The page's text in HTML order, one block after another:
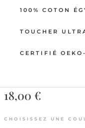
100% COTON
TOUCHER
CERTIFIÉ
18,00 €
CHOISISSEZ UNE